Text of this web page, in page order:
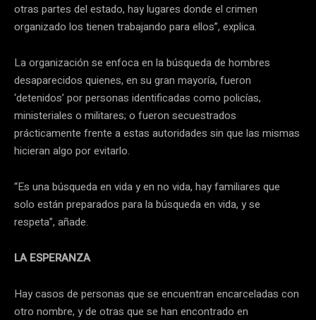
otras partes del estado, hay lugares donde el crimen
organizado los tienen trabajando para ellos”, explica.
La organización se enfoca en la búsqueda de hombres
desaparecidos quienes, en su gran mayoría, fueron
‘detenidos’ por personas identificadas como policías,
ministeriales o militares; o fueron secuestrados
prácticamente frente a estas autoridades sin que las mismas
hicieran algo por evitarlo.
“Es una búsqueda en vida y en no vida, hay familiares que
solo están preparados para la búsqueda en vida, y se
respeta”, añade.
LA ESPERANZA
Hay casos de personas que se encuentran encarceladas con
otro nombre, y de otras que se han encontrado en